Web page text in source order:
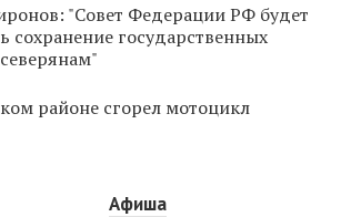
"Совет Федерации РФ будет
сохранение государственных
районе сгорел мотоцикл
Афиша